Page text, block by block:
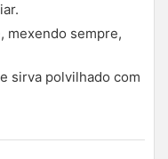
mexendo sempre,
sirva polvilhado com